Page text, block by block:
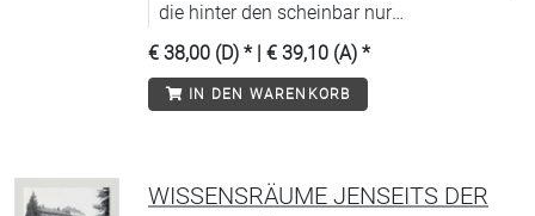
die hinter den scheinbar nur
unterhaltenden Geschichten vom
»Lügenbaron« Münchausen stehen.
€ 38,00 (D) * | € 39,10 (A) *
IN DEN WARENKORB
WISSENSRÄUME JENSEITS DER